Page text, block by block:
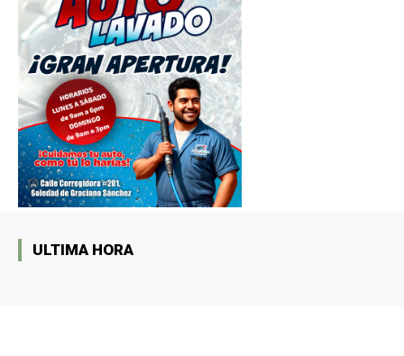
ULTIMA HORA